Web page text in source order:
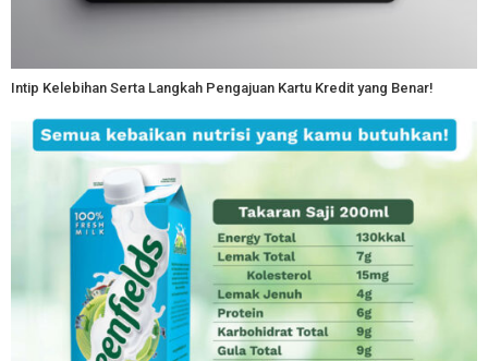
Intip Kelebihan Serta Langkah Pengajuan Kartu Kredit yang Benar!